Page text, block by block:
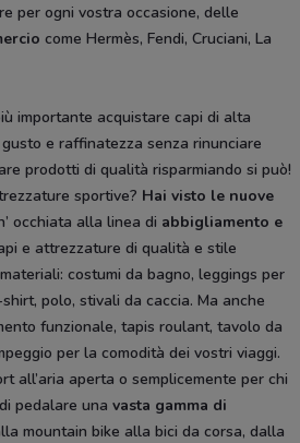
per ogni vostra occasione, delle
come Hermès, Fendi, Cruciani, La
importante acquistare capi di alta
e raffinatezza senza rinunciare
prodotti di qualità risparmiando si può!
sportive? Hai visto le nuove
occhiata alla linea di abbigliamento e
e attrezzature di qualità e stile
costumi da bagno, leggings per
polo, stivali da caccia. Ma anche
funzionale, tapis roulant, tavolo da
per la comodità dei vostri viaggi.
all’aria aperta o semplicemente per chi
pedalare una vasta gamma di
mountain bike alla bici da corsa, dalla